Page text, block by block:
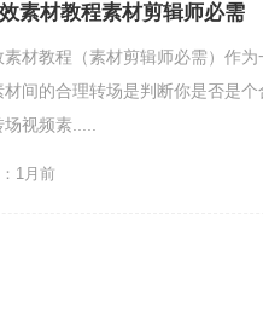
素材教程素材剪辑师必需
材教程（素材剪辑师必需）​作
材间的合理转场是判断你是否是
视频素.....
1月前